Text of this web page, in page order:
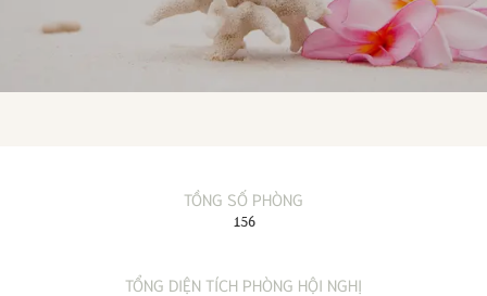
TỒNG SỐ PHÒNG
156
TỔNG DIỆN TÍCH PHÒNG HỘI NGHỊ